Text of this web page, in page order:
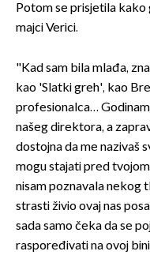
Potom se prisjetila kako
majci Verici.
"Kad sam bila mlađa,
kao 'Slatki greh', kao
profesionalca…
našeg direktora, a
dostojna da me nazivaš
mogu stajati pred
nisam poznavala nekog
strasti živio ovaj nas
sada samo čeka da se
raspoređivati na ovoj